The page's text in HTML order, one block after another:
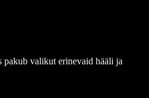
valikut erinevaid hääli ja